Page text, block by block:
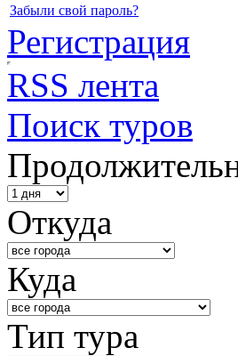
Забыли свой пароль?
Регистрация
RSS лента
Поиск туров
Откуда
Куда
Тип тура